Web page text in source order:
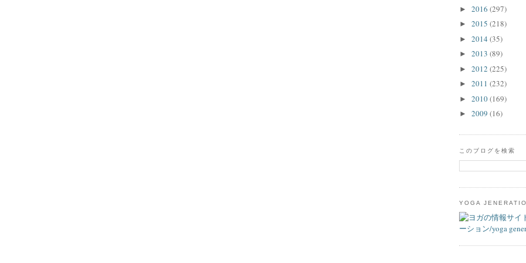
► 2016 (297)
► 2015 (218)
► 2014 (35)
► 2013 (89)
► 2012 (225)
► 2011 (232)
► 2010(169)
► 2009 (16)
このブログを検索
YOGA